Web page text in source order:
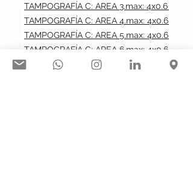
TAMPOGRAFÍA C: AREA 3.max: 4x0.6 cm
TAMPOGRAFÍA C: AREA 4.max: 4x0.6 cm
TAMPOGRAFÍA C: AREA 5.max: 4x0.6 cm
TAMPOGRAFÍA C: AREA 6.max: 4x0.6 cm
TAMPOGRAFÍA C: AREA 7.max: 9x1.5 cm